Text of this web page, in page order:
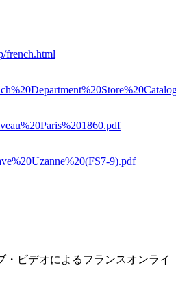
french.html
9).pdf
・ビデオによるフランスオンライ